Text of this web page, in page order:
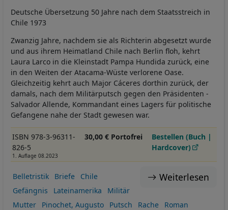
Deutsche Übersetzung 50 Jahre nach dem Staatsstreich in
Chile 1973
Zwanzig Jahre, nachdem sie als Richterin abgesetzt wurde
und aus ihrem Heimatland Chile nach Berlin floh, kehrt
Laura Larco in die Kleinstadt Pampa ­Hundida­ zurück, eine
in den Weiten der Atacama-Wüste verlorene Oase.
Gleichzeitig kehrt auch Major Cáceres dorthin zurück, der
damals, nach dem Militärputsch gegen den Präsidenten ­
Salvador Allende, Kommandant eines Lagers für politische
Gefangene nahe der Stadt gewesen war.
ISBN 978-3-96311-
826-5
1. Auflage 08.2023
30,00 € Portofrei
Bestellen (Buch |
Hardcover)
Weiterlesen
Belletristik Briefe
Chile
Gefängnis
Lateinamerika
Militär
Mutter
Pinochet, Augusto Putsch Rache
Roman